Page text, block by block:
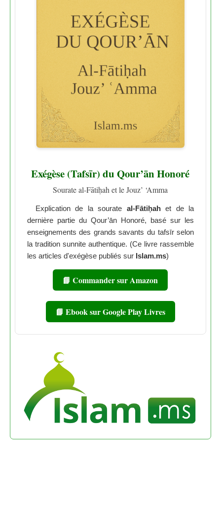
Exégèse (Tafsīr) du Qour’ān Honoré
Sourate al-Fātiḥah et le Jouz’ ‘Amma
Explication de la sourate al-Fātiḥahet de la
dernière partie du Qour’ān Honoré, basé sur les
enseignements des grands savants du tafsīr selon
la tradition sunnite authentique. (Ce livre rassemble
les articles d'exégèse publiés sur Islam.ms)
📘 Commander sur Amazon
📘 Ebook sur Google Play Livres